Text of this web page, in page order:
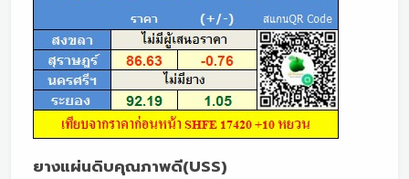
ยางแผ่นดิบคุณภาพดี(USS)